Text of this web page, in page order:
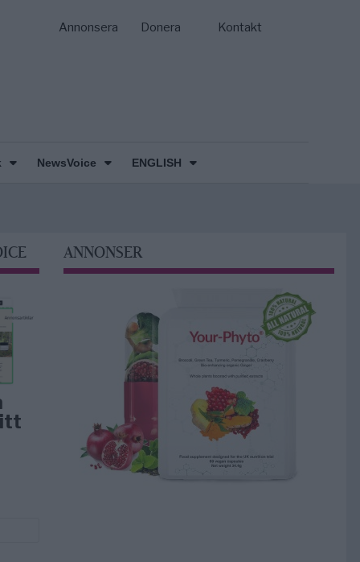
Annonsera Donera Kontakt
NewsVoice ENGLISH
ANNONSER